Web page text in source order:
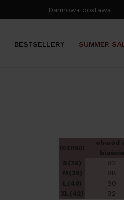
Darmowa dostawa
BESTSELLERY SUMMER
rozmiar
obwód
biuście
S(36)
82
M(38)
88
L(40)
90
XL(42)
92